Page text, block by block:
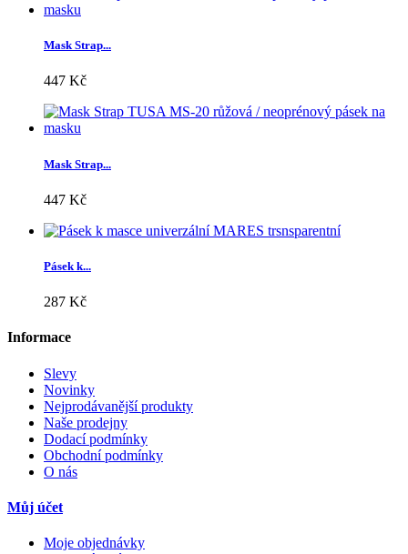
Mask Strap...
447 Kč
Mask Strap...
447 Kč
Pásek k...
287 Kč
Informace
Slevy
Novinky
Nejprodávanější produkty
Naše prodejny
Dodací podmínky
Obchodní podmínky
O nás
Můj účet
Moje objednávky